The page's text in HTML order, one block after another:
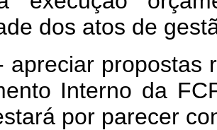
dos atos de
propostas
Interno da
por parecer